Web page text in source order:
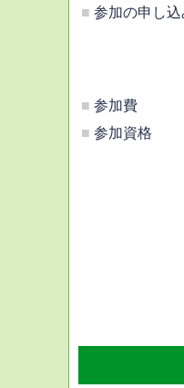
■ 参加の申し込
■ 参加費
■ 参加資格